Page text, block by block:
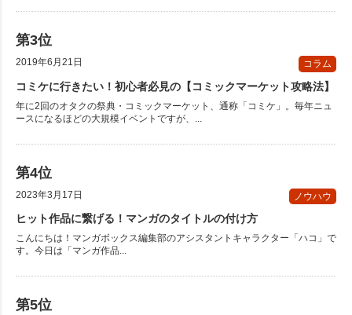
2019年6月21日 コラム
コミケに行きたい！初心者必見の【コミックマーケット攻略法】
年に2回のオタクの祭典・コミックマーケット、通称「コミケ」。毎年ニュ
ースになるほどの大規模イベントですが、...
2023年3月17日 ノウハウ
ヒット作品に繋げる！マンガのタイトルの付け方
こんにちは！マンガボックス編集部のアシスタントキャラクター「ハコ」で
す。今日は「マンガ作品...